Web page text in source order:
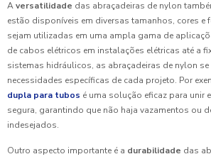
Aversatilidade das abraçadeiras de nylon
estão disponíveis em diversas tamanhos, cores
sejam utilizadas em uma ampla gama de
de cabos elétricos em instalações elétricas até a
sistemas hidráulicos, as abraçadeiras de nylon
necessidades específicas de cada projeto. Por
dupla para tubos é uma solução eficaz para unir
segura, garantindo que não haja vazamentos ou
indesejados.
Outro aspecto importante é a durabilidade das